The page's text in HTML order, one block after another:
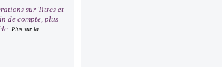
sur Titres et
de compte, plus
Plus sur la